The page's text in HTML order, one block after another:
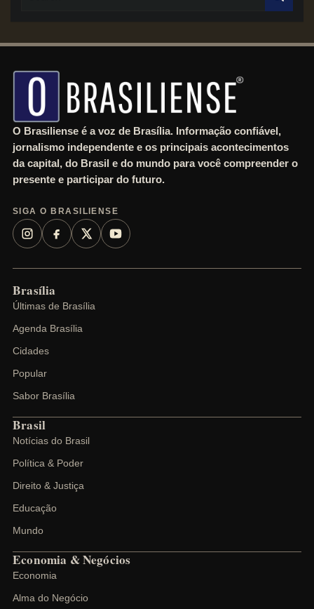
c
O Brasiliense é a voz de Brasília. Informação confiável,
jornalismo independente e os principais acontecimentos
da capital, do Brasil e do mundo para você compreender o
presente e participar do futuro.
SIGA O BRASILIENSE
Brasília
Últimas de Brasília
Agenda Brasília
Cidades
Popular
Sabor Brasília
Brasil
Notícias do Brasil
Política & Poder
Direito & Justiça
Educação
Mundo
Economia & Negócios
Economia
Alma do Negócio